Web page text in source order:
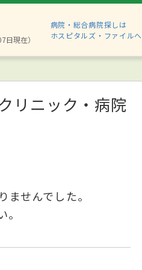
現在）
病院・総合病院探しは
ホスピタルズ・ファイルへ
リニック・病院
せんでした。